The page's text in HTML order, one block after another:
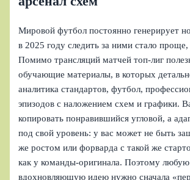
Мировой футбол постоянно генерирует
в 2025 году следить за ними стало проще,
Помимо трансляций матчей топ‑лиг
обучающие материалы, в которых
аналитика стандартов, футбол,
эпизодов с наложением схем и графики.
копировать понравившийся угловой, а
под свой уровень: у вас может не быть
же ростом или форварда с такой же
как у команды‑оригинала. Поэтому любую
вдохновляющую идею нужно сначала